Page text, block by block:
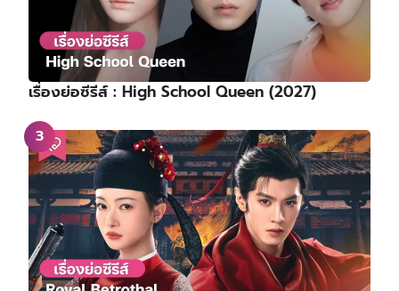
เรื่องย่อซีรีส์ : High School Queen (2027)